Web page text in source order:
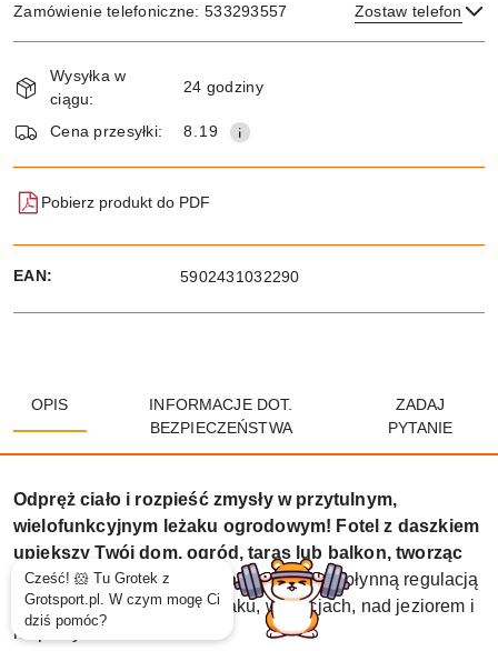
Zamówienie telefoniczne: 533293557 Zostaw telefon
Dostępność
i
dostawa
Wysyłka w
ciągu:
24 godziny
Cena przesyłki: 8.19
Pobierz produkt do PDF
EAN: 5902431032290
OPIS
INFORMACJE DOT.
BEZPIECZEŃSTWA
ZADAJ
PYTANIE
Odpręż ciało i rozpieść zmysły w przytulnym,
wielofunkcyjnym leżaku ogrodowym! Fotel z daszkiem
upiększy Twój dom, ogród, taras lub balkon, tworząc
wyjątkowe miejsce do relaksu.Leżak z płynną regulacją
wykorzystasz także na biwaku, wakacjach, nad jeziorem i
na plaży.